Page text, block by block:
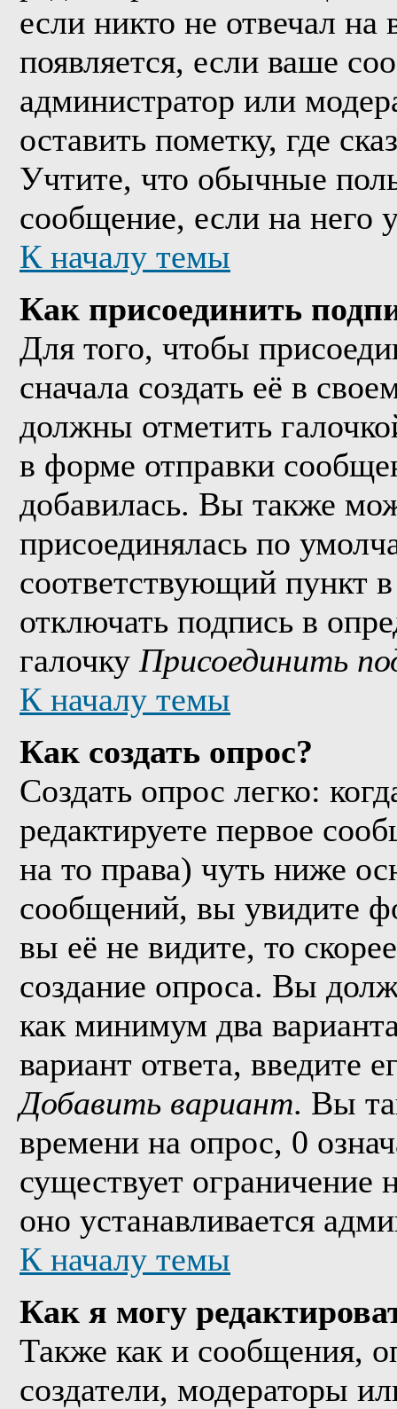
если никто не отвечал
появляется, если ваше
администратор или
оставить пометку, где
Учтите, что обычные
сообщение, если на него
К началу темы
Как присоединить
Для того, чтобы
сначала создать её в
должны отметить
в форме отправки
добавилась. Вы также
присоединялась по
соответствующий пункт
отключать подпись в
галочку Присоединить
К началу темы
Как создать опрос?
Создать опрос легко:
редактируете первое
на то права) чуть ниже
сообщений, вы увидите
вы её не видите, то
создание опроса. Вы
как минимум два
вариант ответа, введите
Добавить вариант. Вы
времени на опрос, 0
существует ограничение
оно устанавливается
К началу темы
Как я могу
Также как и сообщения,
создатели, модераторы